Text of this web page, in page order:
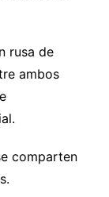
rusa de
ambos
comparten